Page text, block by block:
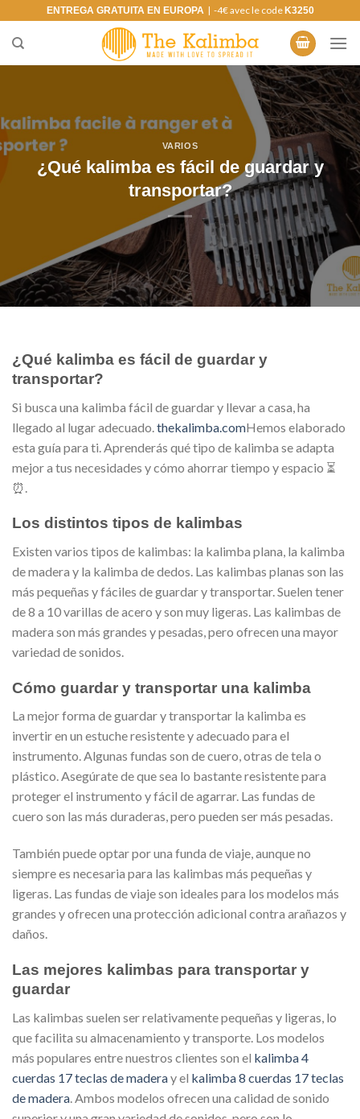
contenido
ENTREGA GRATUITA EN EUROPA| -4€ avec le code K3250
VARIOS
¿Qué kalimba es fácil de guardar y
transportar?
¿Qué kalimba es fácil de guardar y
transportar?
Si busca una kalimba fácil de guardar y llevar a casa, ha
llegado al lugar adecuado. thekalimba.comHemos elaborado
esta guía para ti. Aprenderás qué tipo de kalimba se adapta
mejor a tus necesidades y cómo ahorrar tiempo y espacio ⏳
⏰.
Los distintos tipos de kalimbas
Existen varios tipos de kalimbas: la kalimba plana, la kalimba
de madera y la kalimba de dedos. Las kalimbas planas son las
más pequeñas y fáciles de guardar y transportar. Suelen tener
de 8 a 10 varillas de acero y son muy ligeras. Las kalimbas de
madera son más grandes y pesadas, pero ofrecen una mayor
variedad de sonidos.
Cómo guardar y transportar una kalimba
La mejor forma de guardar y transportar la kalimba es
invertir en un estuche resistente y adecuado para el
instrumento. Algunas fundas son de cuero, otras de tela o
plástico. Asegúrate de que sea lo bastante resistente para
proteger el instrumento y fácil de agarrar. Las fundas de
cuero son las más duraderas, pero pueden ser más pesadas.
También puede optar por una funda de viaje, aunque no
siempre es necesaria para las kalimbas más pequeñas y
ligeras. Las fundas de viaje son ideales para los modelos más
grandes y ofrecen una protección adicional contra arañazos y
daños.
Las mejores kalimbas para transportar y
guardar
Las kalimbas suelen ser relativamente pequeñas y ligeras, lo
que facilita su almacenamiento y transporte. Los modelos
más populares entre nuestros clientes son el kalimba 4
cuerdas 17 teclas de maderay el kalimba 8 cuerdas 17 teclas
de madera . Ambos modelos ofrecen una calidad de sonido